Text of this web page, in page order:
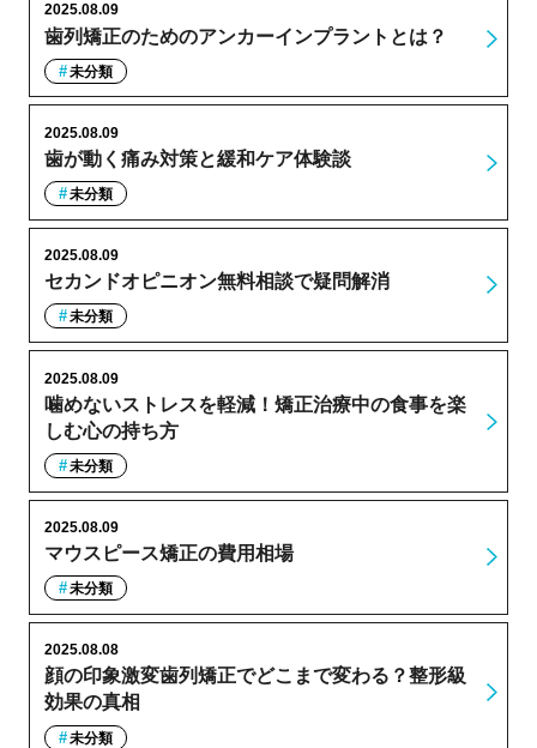
歯列矯正のためのアンカーインプラントとは？
2025.08.09
未分類
歯が動く痛み対策と緩和ケア体験談
2025.08.09
未分類
セカンドオピニオン無料相談で疑問解消
2025.08.09
未分類
噛めないストレスを軽減！矯正治療中の食事を楽
しむ心の持ち方
2025.08.09
未分類
マウスピース矯正の費用相場
2025.08.09
未分類
顔の印象激変歯列矯正でどこまで変わる？整形級
効果の真相
2025.08.08
未分類